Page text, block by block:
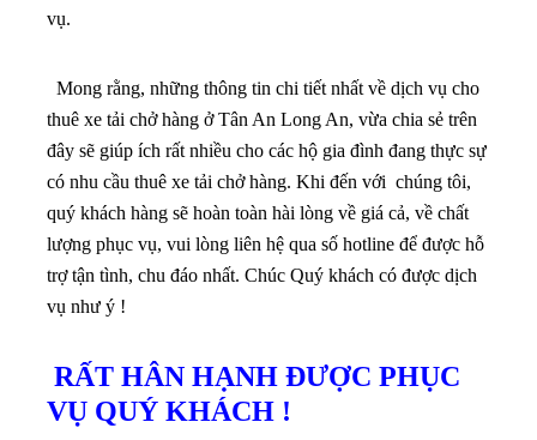
vụ.
Mong rằng, những thông tin chi tiết nhất về dịch vụ cho
thuê xe tải chở hàng ở Tân An Long An, vừa chia sẻ trên
đây sẽ giúp ích rất nhiều cho các hộ gia đình đang thực sự
có nhu cầu thuê xe tải chở hàng. Khi đến với chúng tôi,
quý khách hàng sẽ hoàn toàn hài lòng về giá cả, về chất
lượng phục vụ, vui lòng liên hệ qua số hotline để được hỗ
trợ tận tình, chu đáo nhất. Chúc Quý khách có được dịch
vụ như ý !
RẤT HÂN HẠNH ĐƯỢC PHỤC
VỤ QUÝ KHÁCH !